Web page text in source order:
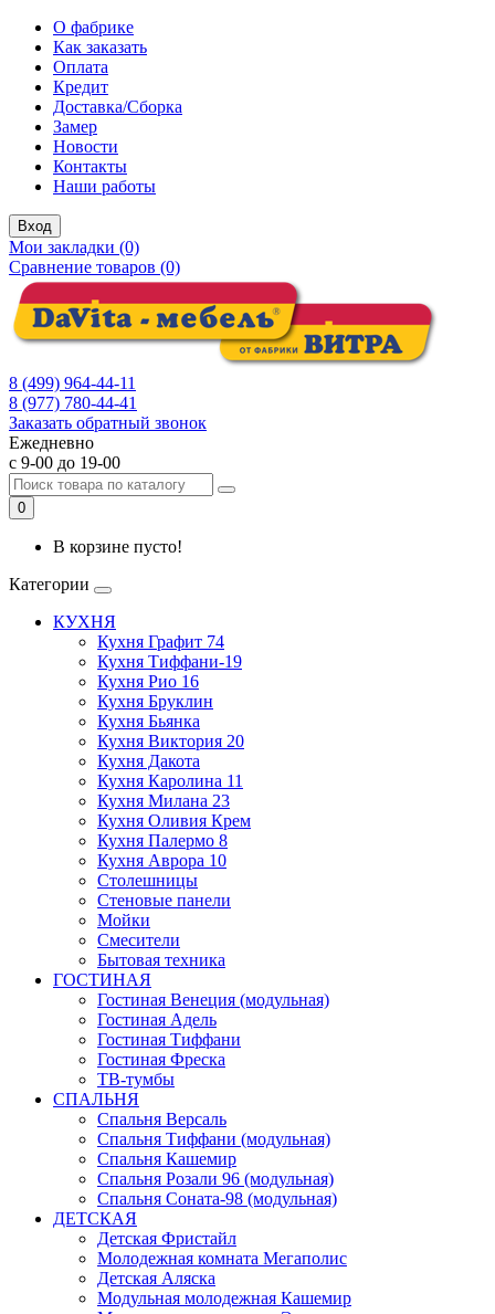
О фабрике
Как заказать
Оплата
Кредит
Доставка/Сборка
Замер
Новости
Контакты
Наши работы
Вход
Мои закладки (0)
Сравнение товаров (0)
8 (499) 964-44-11
8 (977) 780-44-41
Заказать обратный звонок
Ежедневно
с 9-00 до 19-00
0
В корзине пусто!
Категории
КУХНЯ
Кухня Графит 74
Кухня Тиффани-19
Кухня Рио 16
Кухня Бруклин
Кухня Бьянка
Кухня Виктория 20
Кухня Дакота
Кухня Каролина 11
Кухня Милана 23
Кухня Оливия Крем
Кухня Палермо 8
Кухня Аврора 10
Столешницы
Стеновые панели
Мойки
Смесители
Бытовая техника
ГОСТИНАЯ
Гостиная Венеция (модульная)
Гостиная Адель
Гостиная Тиффани
Гостиная Фреска
ТВ-тумбы
СПАЛЬНЯ
Спальня Версаль
Спальня Тиффани (модульная)
Спальня Кашемир
Спальня Розали 96 (модульная)
Спальня Соната-98 (модульная)
ДЕТСКАЯ
Детская Фристайл
Молодежная комната Мегаполис
Детская Аляска
Модульная молодежная Кашемир